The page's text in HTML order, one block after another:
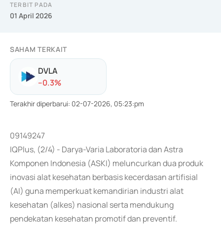
TERBIT PADA
01 April 2026
SAHAM TERKAIT
DVLA
--0.3%
Terakhir diperbarui: 02-07-2026, 05:23:pm
09149247
IQPlus, (2/4) - Darya-Varia Laboratoria dan Astra
Komponen Indonesia (ASKI) meluncurkan dua produk
inovasi alat kesehatan berbasis kecerdasan artifisial
(AI) guna memperkuat kemandirian industri alat
kesehatan (alkes) nasional serta mendukung
pendekatan kesehatan promotif dan preventif.